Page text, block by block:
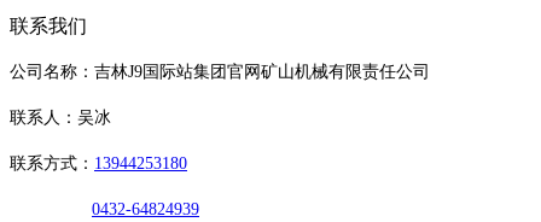
联系我们
公司名称：吉林J9国际站集团官网矿山机械有限责任公司
联系人：吴冰
联系方式： 13944253180
0432-64824939